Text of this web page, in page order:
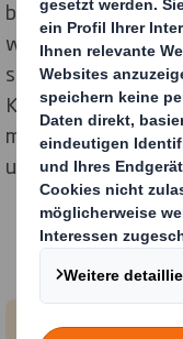
beschleunigen, ist
wissen, was dies
spielen können. Wir
Kreislaufwirtschaft
maßgeschneiderten
und
Erfahren